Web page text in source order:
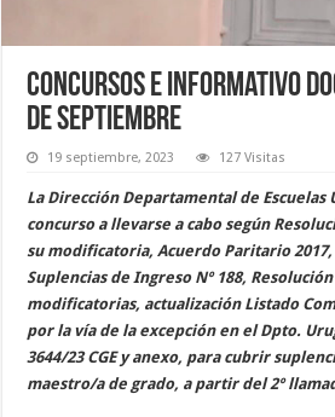
Concursos e informativo
de septiembre
19 septiembre, 2023 127 Visitas
La Dirección Departamental de Escuelas
concurso a llevarse a cabo según
su modificatoria, Acuerdo Paritario
Suplencias de Ingreso Nº 188, Resolución
modificatorias, actualización Listado
por la vía de la excepción en el Dpto.
3644/23 CGE y anexo, para cubrir
maestro/a de grado, a partir del 2º